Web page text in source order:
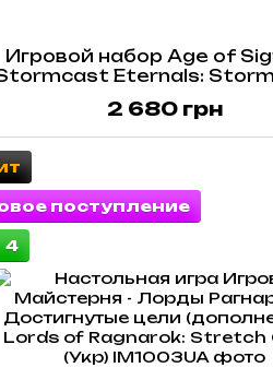
Игровой набор Age of
Eternals:
2 680 грн
поступление
4